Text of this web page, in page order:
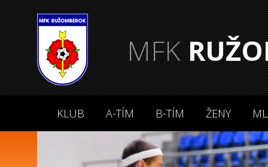
MFK
KLUB A-TÍM B-TÍM ŽENY